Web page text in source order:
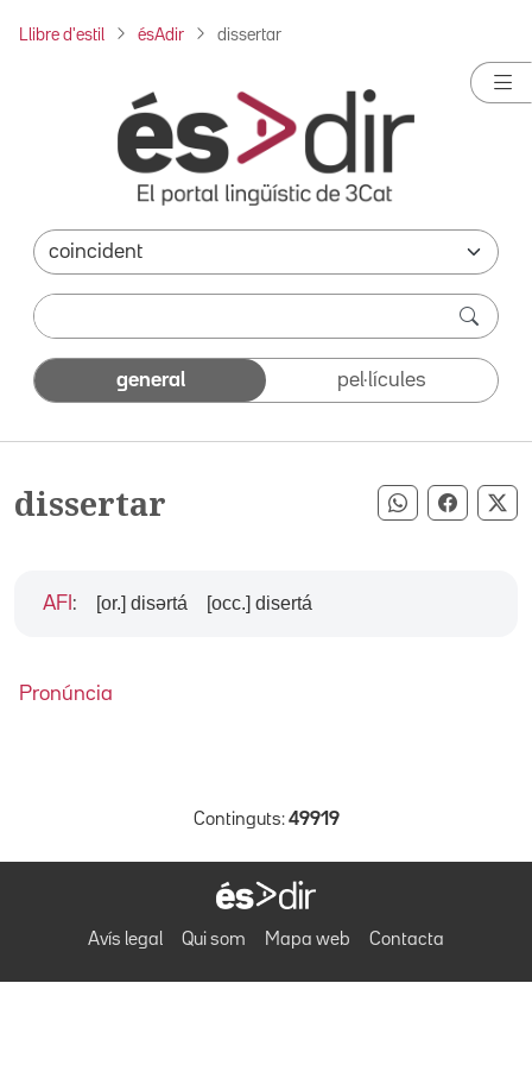
Llibre d'estil ésAdir dissertar
general pel·lícules
dissertar Compartir
AFI : [or.] disərtá [occ.] disertá
Pronúncia
Continguts: 49919
Avís legal Qui som Mapa web Contacta